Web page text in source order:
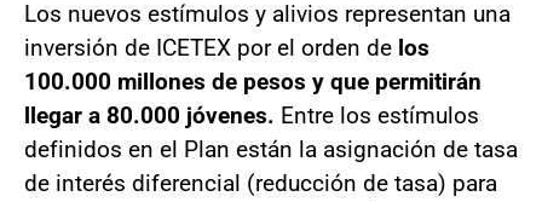
Los nuevos estímulos y alivios representan una
inversión de ICETEX por el orden de los
100.000 millones de pesos y que permitirán
llegar a 80.000 jóvenes. Entre los estímulos
definidos en el Plan están la asignación de tasa
de interés diferencial (reducción de tasa) para